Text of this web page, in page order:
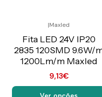
C/IVA
|Maxled
Fita LED 24V IP20
2835 120SMD 9.6W/
1200Lm/m Maxled
9,13€